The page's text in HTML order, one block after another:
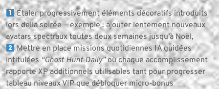
Étaler progressivement éléments décoratifs introduits
lors della soirée — exemple : ajouter lentement nouveaux
avatars spectraux toutes deux semaines jusqu’à Noël,
Mettre en place missions quotidiennes IA guidées
intitulées “Ghost Hunt Daily”où chaque accomplissement
rapporte XP additionnels utilisables tant pour progresser
tableau niveaux VIP que débloquer micro-bonus